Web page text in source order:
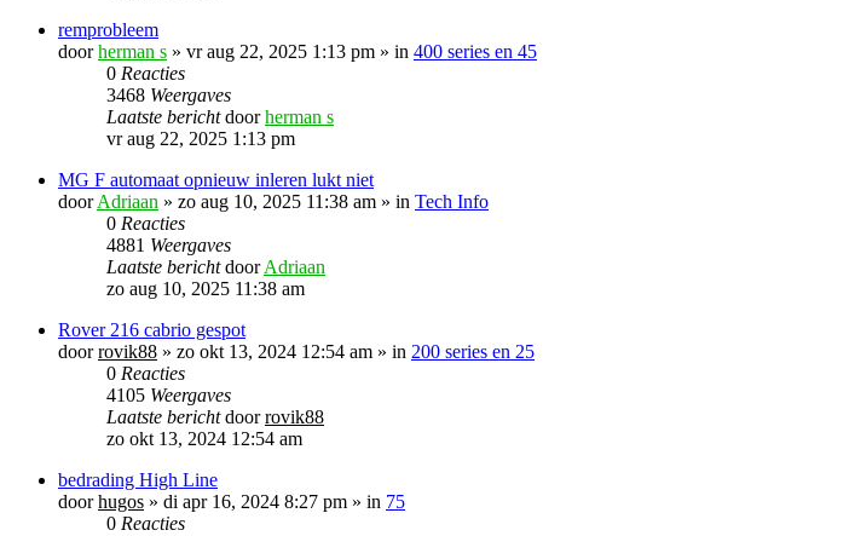
remprobleem
doorherman s » vr aug 22, 2025 1:13 pm » in 400 series en 45
0 Reacties
3468 Weergaves
Laatste berichtdoorherman s
vr aug 22, 2025 1:13 pm
MG F automaat opnieuw inleren lukt niet
doorAdriaan » zo aug 10, 2025 11:38 am » in Tech Info
0 Reacties
4881 Weergaves
Laatste berichtdoorAdriaan
zo aug 10, 2025 11:38 am
Rover 216 cabrio gespot
doorrovik88 » zo okt 13, 2024 12:54 am » in 200 series en 25
0 Reacties
4105 Weergaves
Laatste berichtdoorrovik88
zo okt 13, 2024 12:54 am
bedrading High Line
doorhugos » di apr 16, 2024 8:27 pm » in 75
0 Reacties